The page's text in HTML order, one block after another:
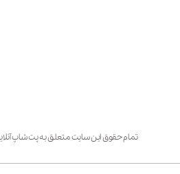
تمام حقوق این سایت متعلق به پت شاپ